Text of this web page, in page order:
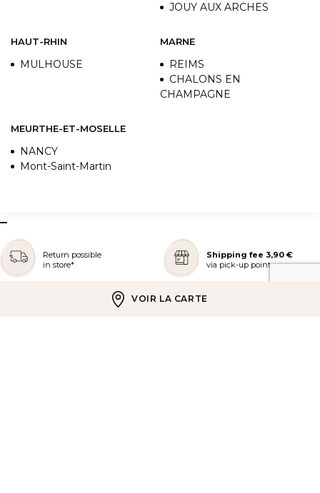
VOIR LA CARTE
JOUY AUX ARCHES
HAUT-RHIN
MULHOUSE
MARNE
REIMS
CHALONS EN
CHAMPAGNE
MEURTHE-ET-MOSELLE
NANCY
Mont-Saint-Martin
–
Return possible
in store*
Shipping fee 3,90 €
via pick-up point
Free standard delivery
Pay in installments